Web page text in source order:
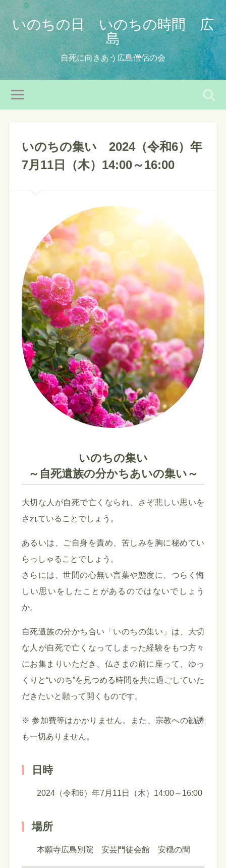
いのちの日 いのちの時間 広
島
自死に向きあう広島僧侶の会
いのちの集い 2024（令和6）年
7月11日（木）14:00～16:00
いのちの集い
～自死遺族の分かちあいの集い～
大切な人が自死で亡くなられ、さぞ悲しい思いを
されていることでしょう。
あるいは、ご自身を責め、苦しみを胸に秘めてい
らっしゃることでしょう。
さらには、世間の心無い言葉や態度に、つらく悔
しい思いをしたことがあるのではないでしょう
か。
自死遺族の分かち合い「いのちの集い」は、大切
な人が自死で亡くなってしまった経験をもつ方々
にお集まりいただき、仏さまの前に座って、ゆっ
くりと“いのち”を見つめる時間を共に過ごしていた
だきたいと願って開くものです。
※ 参加費等はかかりません。また、宗教への勧誘
も一切ありません。
日時
2024（令和6）年7月11日（木）14:00～16:00
場所
本願寺広島別院 安芸門徒会館 安穏の間